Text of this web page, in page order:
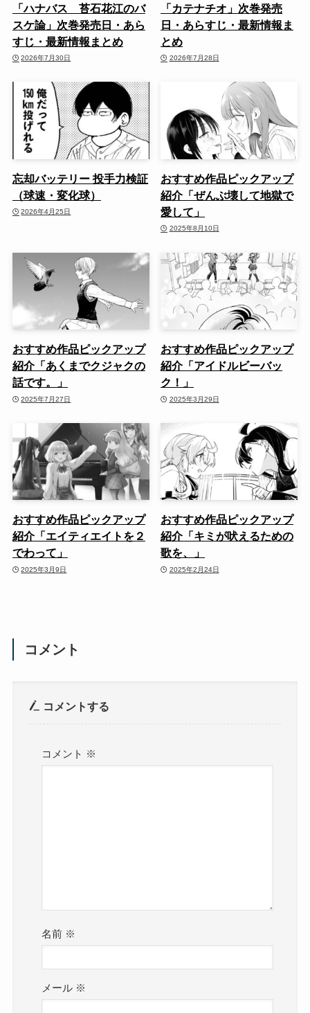
「ハナバス 苔石花江のバ
スケ論」次巻発売日・あら
すじ・最新情報まとめ
2026年7月30日
「カテナチオ」次巻発売
日・あらすじ・最新情報ま
とめ
2026年7月28日
忘却バッテリー 投手力検証
（球速・変化球）
2026年4月25日
おすすめ作品ピックアップ
紹介「ぜんぶ壊して地獄で
愛して」
2025年8月10日
おすすめ作品ピックアップ
紹介「あくまでクジャクの
話です。」
2025年7月27日
おすすめ作品ピックアップ
紹介「アイドルビーバッ
ク！」
2025年3月29日
おすすめ作品ピックアップ
紹介「エイティエイトを２
でわって」
2025年3月9日
おすすめ作品ピックアップ
紹介「キミが吠えるための
歌を、」
2025年2月24日
コメント
コメントする
コメント ※
名前 ※
メール ※